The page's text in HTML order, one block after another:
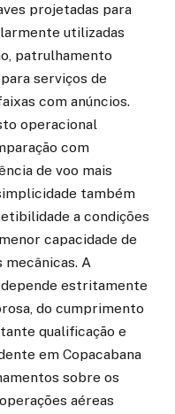
projetadas para
utilizadas
patrulhamento
serviços de
com anúncios.
operacional
com
de voo mais
também
a condições
capacidade de
mecânicas. A
depende estritamente
do cumprimento
qualificação e
em Copacabana
sobre os
aéreas